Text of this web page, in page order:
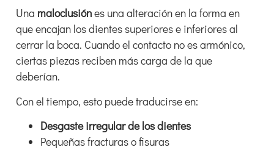
Una maloclusiónes una alteración en la forma en
que encajan los dientes superiores e inferiores al
cerrar la boca. Cuando el contacto no es armónico,
ciertas piezas reciben más carga de la que
deberían.
Con el tiempo, esto puede traducirse en:
Desgaste irregular de los dientes
Pequeñas fracturas o fisuras